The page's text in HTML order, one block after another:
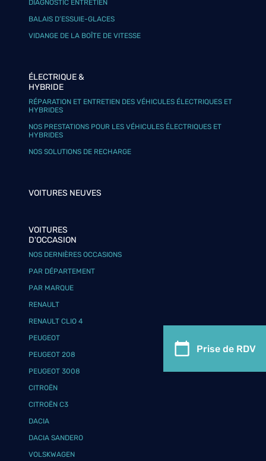
Prise de RDV
DIAGNOSTIC ENTRETIEN
BALAIS D’ESSUIE-GLACES
VIDANGE DE LA BOÎTE DE VITESSE
ÉLECTRIQUE &
HYBRIDE
RÉPARATION ET ENTRETIEN DES VÉHICULES ÉLECTRIQUES ET
HYBRIDES
NOS PRESTATIONS POUR LES VÉHICULES ÉLECTRIQUES ET
HYBRIDES
NOS SOLUTIONS DE RECHARGE
VOITURES NEUVES
VOITURES
D'OCCASION
NOS DERNIÈRES OCCASIONS
PAR DÉPARTEMENT
PAR MARQUE
RENAULT
RENAULT CLIO 4
PEUGEOT
PEUGEOT 208
PEUGEOT 3008
CITROËN
CITROËN C3
DACIA
DACIA SANDERO
VOLSKWAGEN